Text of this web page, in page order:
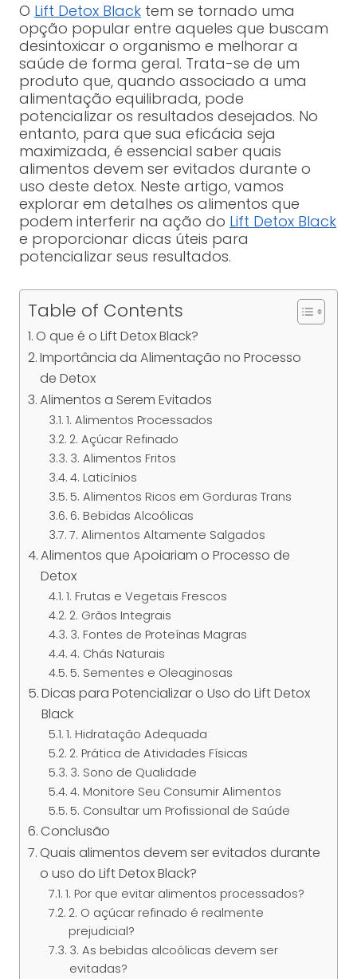
O Lift Detox Blacktem se tornado uma
opção popular entre aqueles que buscam
desintoxicar o organismo e melhorar a
saúde de forma geral. Trata-se de um
produto que, quando associado a uma
alimentação equilibrada, pode
potencializar os resultados desejados. No
entanto, para que sua eficácia seja
maximizada, é essencial saber quais
alimentos devem ser evitados durante o
uso deste detox. Neste artigo, vamos
explorar em detalhes os alimentos que
podem interferir na ação do Lift Detox Black
e proporcionar dicas úteis para
potencializar seus resultados.
Table of Contents
O que é o Lift Detox Black?
Importância da Alimentação no Processo
de Detox
Alimentos a Serem Evitados
1. Alimentos Processados
2. Açúcar Refinado
3. Alimentos Fritos
4. Laticínios
5. Alimentos Ricos em Gorduras Trans
6. Bebidas Alcoólicas
7. Alimentos Altamente Salgados
Alimentos que Apoiariam o Processo de
Detox
1. Frutas e Vegetais Frescos
2. Grãos Integrais
3. Fontes de Proteínas Magras
4. Chás Naturais
5. Sementes e Oleaginosas
Dicas para Potencializar o Uso do Lift Detox
Black
1. Hidratação Adequada
2. Prática de Atividades Físicas
3. Sono de Qualidade
4. Monitore Seu Consumir Alimentos
5. Consultar um Profissional de Saúde
Conclusão
Quais alimentos devem ser evitados durante
o uso do Lift Detox Black?
1. Por que evitar alimentos processados?
2. O açúcar refinado é realmente
prejudicial?
3. As bebidas alcoólicas devem ser
evitadas?